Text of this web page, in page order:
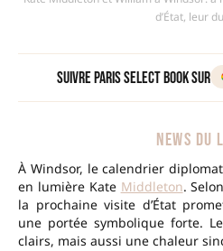
d’État, leur
Suivre Paris Select Book sur
NEWS DU
À Windsor, le calendrier
en lumière Kate Middleton.
la prochaine visite d’État
une portée symbolique forte.
clairs, mais aussi une chaleur